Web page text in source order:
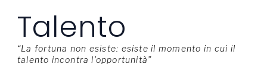
Talento
“La fortuna non esiste: esiste il momento in cui il
talento incontra l’opportunità”